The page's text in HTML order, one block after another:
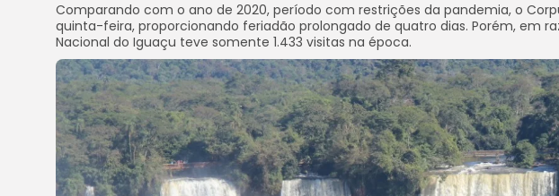
Comparando com o ano de 2020, período com restrições da pandemia, o
quinta-feira, proporcionando feriadão prolongado de quatro dias. Porém, em
Nacional do Iguaçu teve somente 1.433 visitas na época.